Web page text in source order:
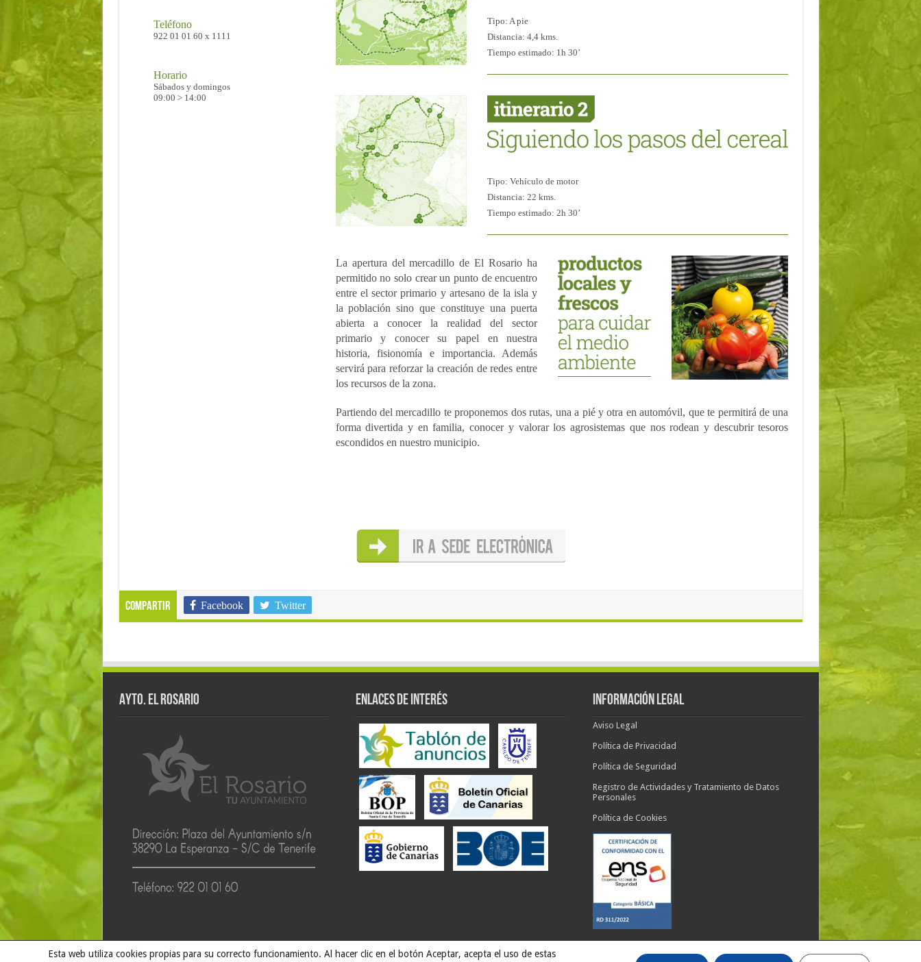
Teléfono
922 01 01 60 x 1111
Horario
Sábados y domingos
09:00 > 14:00
Tipo: A pie
Distancia: 4,4 kms.
Tiempo estimado: 1h 30’
Tipo: Vehículo de motor
Distancia: 22 kms.
Tiempo estimado: 2h 30’
La apertura del mercadillo de El Rosario ha
permitido no solo crear un punto de encuentro
entre el sector primario y artesano de la isla y
la población sino que constituye una puerta
abierta a conocer la realidad del sector
primario y conocer su papel en nuestra
historia, fisionomía e importancia. Además
servirá para reforzar la creación de redes entre
los recursos de la zona.
Partiendo del mercadillo te proponemos dos rutas, una a pié y otra en automóvil, que te permitirá de una
forma divertida y en familia, conocer y valorar los agrosistemas que nos rodean y descubrir tesoros
escondidos en nuestro municipio.
Compartir Facebook Twitter
AYTO. EL ROSARIO ENLACES DE INTERÉS INFORMACIÓN LEGAL
Aviso Legal
Política de Privacidad
Política de Seguridad
Registro de Actividades y Tratamiento de Datos
Personales
Política de Cookies
Esta web utiliza cookies propias para su correcto funcionamiento. Al hacer clic en el botón Aceptar, acepta el uso de estas